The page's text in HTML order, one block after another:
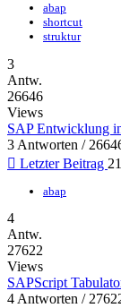
abap
shortcut
struktur
3
Antw.
26646
Views
SAP Entwicklung
3 Antworten /
Letzter Beitrag
abap
4
Antw.
27622
Views
SAPScript
4 Antworten /